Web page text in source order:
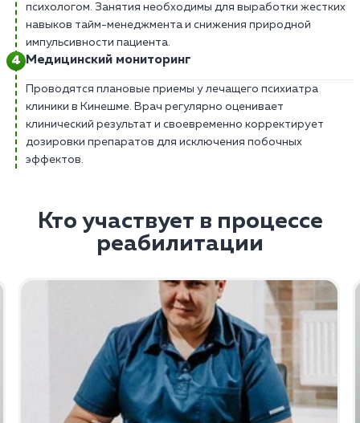
психологом. Занятия необходимы для выработки жестких
навыков тайм-менеджмента и снижения природной
импульсивности пациента.
Медицинский мониторинг
Проводятся плановые приемы у лечащего психиатра
клиники в Кинешме. Врач регулярно оценивает
клинический результат и своевременно корректирует
дозировки препаратов для исключения побочных
эффектов.
Кто участвует в процессе
реабилитации